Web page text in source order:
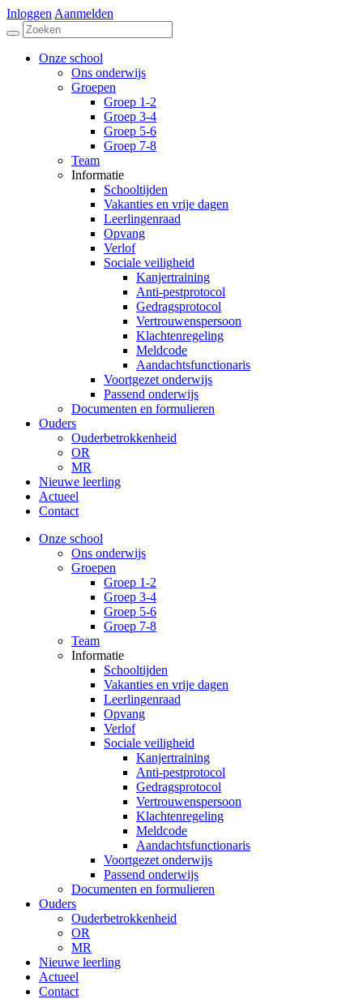
Inloggen Aanmelden
Onze school
Ons onderwijs
Groepen
Groep 1-2
Groep 3-4
Groep 5-6
Groep 7-8
Team
Informatie
Schooltijden
Vakanties en vrije dagen
Leerlingenraad
Opvang
Verlof
Sociale veiligheid
Kanjertraining
Anti-pestprotocol
Gedragsprotocol
Vertrouwenspersoon
Klachtenregeling
Meldcode
Aandachtsfunctionaris
Voortgezet onderwijs
Passend onderwijs
Documenten en formulieren
Ouders
Ouderbetrokkenheid
OR
MR
Nieuwe leerling
Actueel
Contact
Onze school
Ons onderwijs
Groepen
Groep 1-2
Groep 3-4
Groep 5-6
Groep 7-8
Team
Informatie
Schooltijden
Vakanties en vrije dagen
Leerlingenraad
Opvang
Verlof
Sociale veiligheid
Kanjertraining
Anti-pestprotocol
Gedragsprotocol
Vertrouwenspersoon
Klachtenregeling
Meldcode
Aandachtsfunctionaris
Voortgezet onderwijs
Passend onderwijs
Documenten en formulieren
Ouders
Ouderbetrokkenheid
OR
MR
Nieuwe leerling
Actueel
Contact